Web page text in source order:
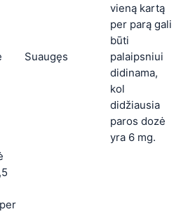
Suaugęs
vieną kartą
per parą gali
būti
palaipsniui
didinama,
kol
didžiausia
paros dozė
yra 6 mg.